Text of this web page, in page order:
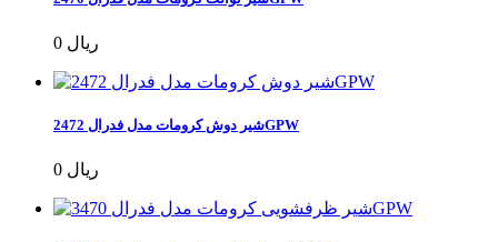
0 ریال
شیر دوش کرومات مدل فدرال 2472GPW
0 ریال